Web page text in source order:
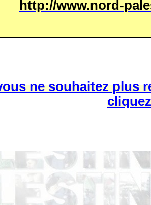
http://www.nord-
ne souhaitez plus